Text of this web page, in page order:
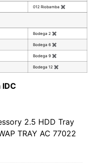
012 Riobamba ✖
Bodega 2 ✖
Bodega 6 ✖
Bodega 9 ✖
Bodega 12 ✖
IDC
2.5 HDD Tray
TRAY AC 77022